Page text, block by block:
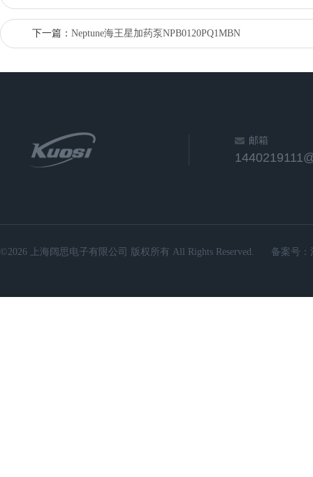
下一篇： Neptune海王星加药泵NPB0120PQ1MBN
邮箱
©2026 上海阔思电子有限公司 版权所有 All Rights Reserved. 备案号：